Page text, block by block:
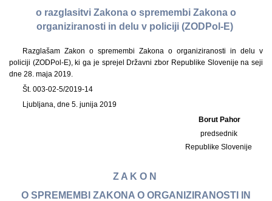
o razglasitvi Zakona o spremembi Zakona o
organiziranosti in delu v policiji (ZODPol-E)
Razglašam Zakon o spremembi Zakona o organiziranosti in delu v
policiji (ZODPol-E), ki ga je sprejel Državni zbor Republike Slovenije na seji
dne 28. maja 2019.
Št. 003-02-5/2019-14
Ljubljana, dne 5. junija 2019
Borut Pahor
predsednik
Republike Slovenije
Z A K O N
O SPREMEMBI ZAKONA O ORGANIZIRANOSTI IN